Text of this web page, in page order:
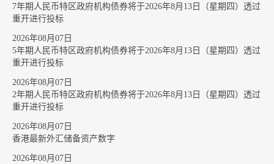
7年期人民币特区政府机构债券将于2026年8月13日（星期四）透过
重开进行投标
2026年08月07日
5年期人民币特区政府机构债券将于2026年8月13日（星期四）透过
重开进行投标
2026年08月07日
2年期人民币特区政府机构债券将于2026年8月13日（星期四）透过
重开进行投标
2026年08月07日
香港最新外汇储备资产数字
2026年08月07日